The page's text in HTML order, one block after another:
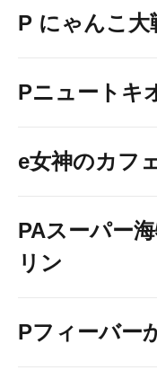
P にゃんこ大
Pニュートキ
e女神のカフ
PAスーパー
リン
Pフィーバー